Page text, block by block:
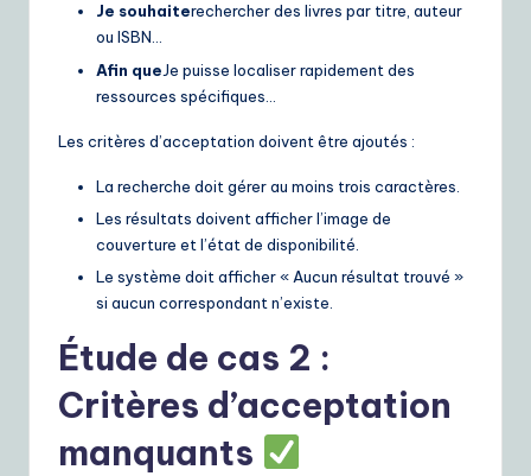
Je souhaiterechercher des livres par titre, auteur
ou ISBN…
Afin queJe puisse localiser rapidement des
ressources spécifiques…
Les critères d’acceptation doivent être ajoutés :
La recherche doit gérer au moins trois caractères.
Les résultats doivent afficher l’image de
couverture et l’état de disponibilité.
Le système doit afficher « Aucun résultat trouvé »
si aucun correspondant n’existe.
Étude de cas 2 :
Critères d’acceptation
manquants